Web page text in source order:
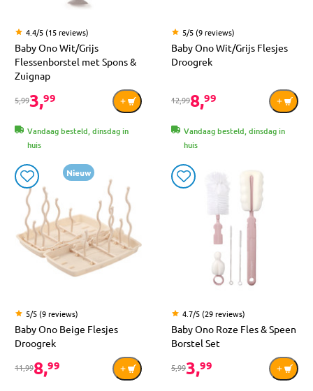
4.4/5 (15 reviews)
Baby Ono Wit/Grijs
Flessenborstel met Spons &
Zuignap
5,993,99
Vandaag besteld, dinsdag in
huis
5/5 (9 reviews)
Baby Ono Wit/Grijs Flesjes
Droogrek
12,998,99
Vandaag besteld, dinsdag in
huis
Nieuw
5/5 (9 reviews)
Baby Ono Beige Flesjes
Droogrek
11,998,99
4.7/5 (29 reviews)
Baby Ono Roze Fles & Speen
Borstel Set
5,993,99